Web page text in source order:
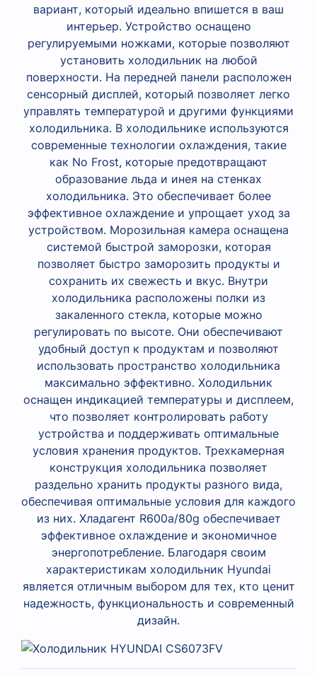
вариант, который идеально впишется в ваш
интерьер. Устройство оснащено
регулируемыми ножками, которые позволяют
установить холодильник на любой
поверхности. На передней панели расположен
сенсорный дисплей, который позволяет легко
управлять температурой и другими функциями
холодильника. В холодильнике используются
современные технологии охлаждения, такие
как No Frost, которые предотвращают
образование льда и инея на стенках
холодильника. Это обеспечивает более
эффективное охлаждение и упрощает уход за
устройством. Морозильная камера оснащена
системой быстрой заморозки, которая
позволяет быстро заморозить продукты и
сохранить их свежесть и вкус. Внутри
холодильника расположены полки из
закаленного стекла, которые можно
регулировать по высоте. Они обеспечивают
удобный доступ к продуктам и позволяют
использовать пространство холодильника
максимально эффективно. Холодильник
оснащен индикацией температуры и дисплеем,
что позволяет контролировать работу
устройства и поддерживать оптимальные
условия хранения продуктов. Трехкамерная
конструкция холодильника позволяет
раздельно хранить продукты разного вида,
обеспечивая оптимальные условия для каждого
из них. Хладагент R600a/80g обеспечивает
эффективное охлаждение и экономичное
энергопотребление. Благодаря своим
характеристикам холодильник Hyundai
является отличным выбором для тех, кто ценит
надежность, функциональность и современный
дизайн.